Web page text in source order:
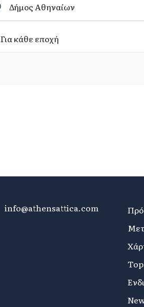
Δήμος Αθηναίων
Για κάθε εποχή
info@athensattica.com